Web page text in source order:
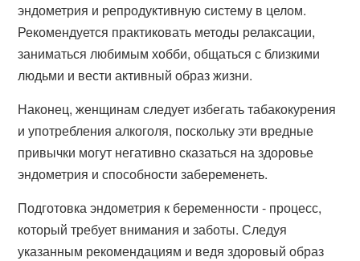
эндометрия и репродуктивную систему в целом.
Рекомендуется практиковать методы релаксации,
заниматься любимым хобби, общаться с близкими
людьми и вести активный образ жизни.
Наконец, женщинам следует избегать табакокурения
и употребления алкоголя, поскольку эти вредные
привычки могут негативно сказаться на здоровье
эндометрия и способности забеременеть.
Подготовка эндометрия к беременности - процесс,
который требует внимания и заботы. Следуя
указанным рекомендациям и ведя здоровый образ